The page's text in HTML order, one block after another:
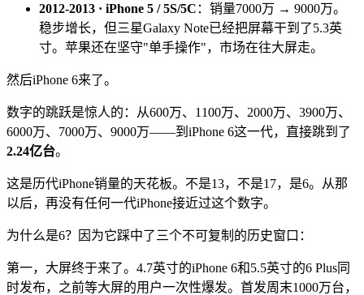
2012-2013 · iPhone 5 / 5S/5C ：销量7000万 → 9000万。
稳步增长，但三星Galaxy Note已经把屏幕干到了5.3英
寸。苹果还在坚守"单手操作"，市场在往大屏走。
然后iPhone 6来了。
数字的跳跃是惊人的：从600万、1100万、2000万、3900万、
6000万、7000万、9000万——到iPhone 6这一代，直接跳到了
2.24亿台。
这是历代iPhone销量的天花板。不是13，不是17，是6。从那
以后，再没有任何一代iPhone接近过这个数字。
为什么是6？因为它踩中了三个不可复制的历史窗口：
第一，大屏终于来了。4.7英寸的iPhone 6和5.5英寸的6 Plus同
时发布，之前等大屏的用户一次性爆发。首发周末1000万台，